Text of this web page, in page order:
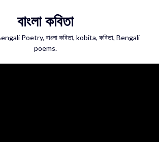
বাংলা কবিতা
Poetry, বাংলা কবিতা, kobita, কবিতা, Bengali
poems.